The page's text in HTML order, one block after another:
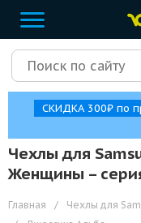
СКИДКА 300₽ по
Чехлы для
Женщины –
Главная / Чехлы для